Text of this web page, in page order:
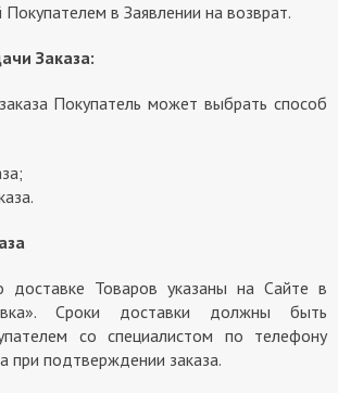
Покупателем в Заявлении на возврат.
Заказа:
Покупатель может выбрать способ
доставке Товаров указаны на Сайте в
Сроки доставки должны быть
со специалистом по телефону
при подтверждении заказа.